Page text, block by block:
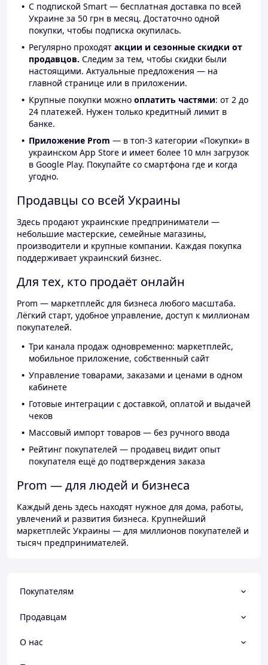
С подпиской Smart — бесплатная доставка по всей
Украине за 50 грн в месяц. Достаточно одной
покупки, чтобы подписка окупилась.
Регулярно проходят акции и сезонные скидки от
продавцов. Следим за тем, чтобы скидки были
настоящими. Актуальные предложения — на
главной странице или в приложении.
Крупные покупки можно оплатить частями: от 2 до
24 платежей. Нужен только кредитный лимит в
банке.
Приложение Prom — в топ-3 категории «Покупки» в
украинском App Store и имеет более 10 млн загрузок
в Google Play. Покупайте со смартфона где и когда
угодно.
Продавцы со всей Украины
Здесь продают украинские предприниматели —
небольшие мастерские, семейные магазины,
производители и крупные компании. Каждая покупка
поддерживает украинский бизнес.
Для тех, кто продаёт онлайн
Prom — маркетплейс для бизнеса любого масштаба.
Лёгкий старт, удобное управление, доступ к миллионам
покупателей.
Три канала продаж одновременно: маркетплейс,
мобильное приложение, собственный сайт
Управление товарами, заказами и ценами в одном
кабинете
Готовые интеграции с доставкой, оплатой и выдачей
чеков
Массовый импорт товаров — без ручного ввода
Рейтинг покупателей — продавец видит опыт
покупателя ещё до подтверждения заказа
Prom — для людей и бизнеса
Каждый день здесь находят нужное для дома, работы,
увлечений и развития бизнеса. Крупнейший
маркетплейс Украины — для миллионов покупателей и
тысяч предпринимателей.
Покупателям
Продавцам
О нас